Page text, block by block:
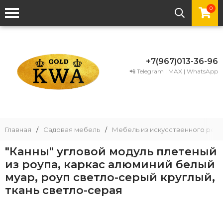
0
+7(967)013-36-96
📲 Telegram | MAX | WhatsApp
Главная / Садовая мебель / Мебель из искусственного
"Канны" угловой модуль плетеный
из роупа, каркас алюминий белый
муар, роуп светло-серый круглый,
ткань светло-серая